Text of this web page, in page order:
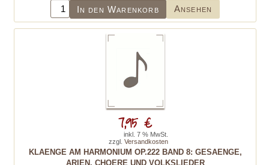
In den Warenkorb Ansehen
KLAENGE AM HARMONIUM OP.222 BAND 8: GESAENGE,
ARIEN, CHOERE UND VOLKSLIEDER
7,95 €
inkl. 7 % MwSt.
zzgl. Versandkosten